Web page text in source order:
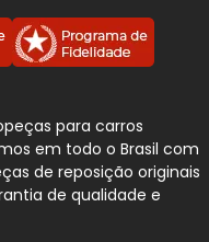
para carros
em todo o Brasil com
de reposição originais
de qualidade e